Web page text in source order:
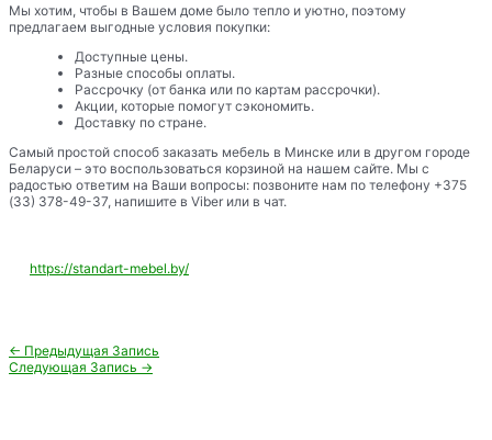
Мы хотим, чтобы в Вашем доме было тепло и уютно, поэтому
предлагаем выгодные условия покупки:
Доступные цены.
Разные способы оплаты.
Рассрочку (от банка или по картам рассрочки).
Акции, которые помогут сэкономить.
Доставку по стране.
Самый простой способ заказать мебель в Минске или в другом городе
Беларуси – это воспользоваться корзиной на нашем сайте. Мы с
радостью ответим на Ваши вопросы: позвоните нам по телефону +375
(33) 378-49-37, напишите в Viber или в чат.
https://standart-mebel.by/
Навигация
по
← Предыдущая Запись
Следующая Запись →